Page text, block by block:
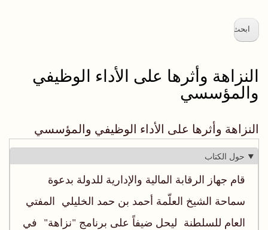
النزاهة وأثرها على الأداء الوظيفي
والمؤسسي
النزاهة وأثرها على الأداء الوظيفي والمؤسسي
حول الكتاب
قام جهاز الرقابة المالية والإدارية للدولة بدعوة
سماحة الشيخ العلّمة أحمد بن حمد الخليلي المفتي
العام للسلطنة ليحل ضيفاً على برنامج "نزاهة" في